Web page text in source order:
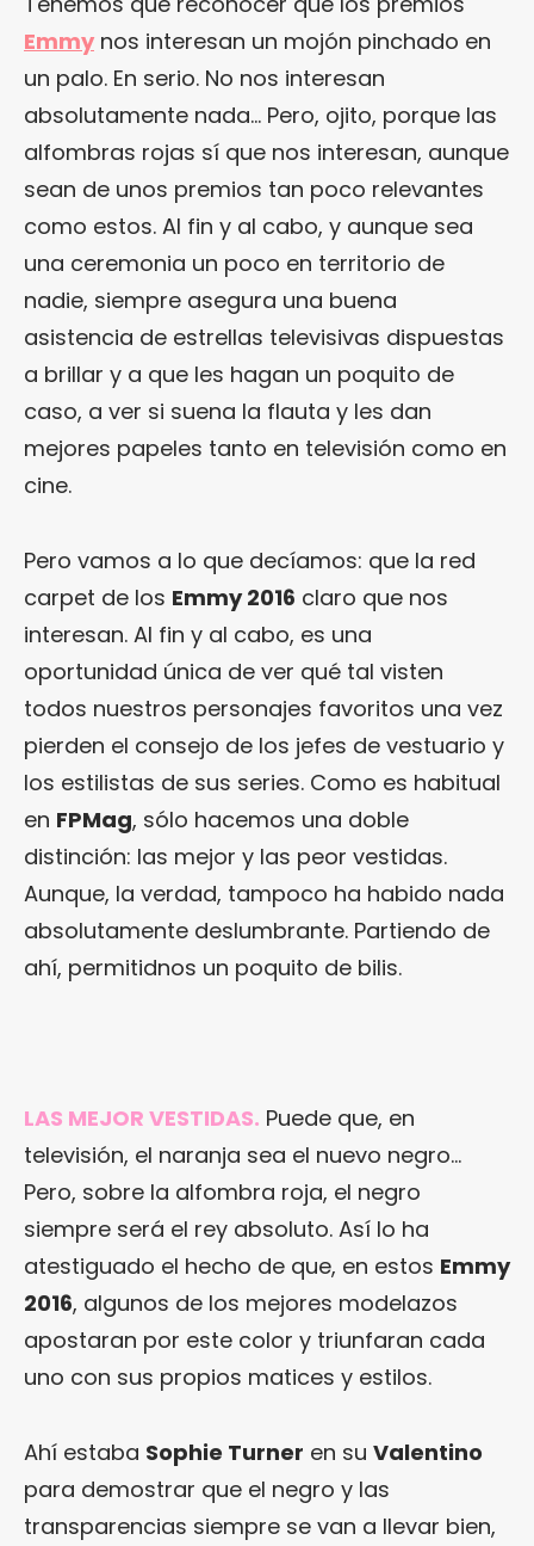
Emmy nos interesan un mojón pinchado en
un palo. En serio. No nos interesan
absolutamente nada… Pero, ojito, porque las
alfombras rojas sí que nos interesan, aunque
sean de unos premios tan poco relevantes
como estos. Al fin y al cabo, y aunque sea
una ceremonia un poco en territorio de
nadie, siempre asegura una buena
asistencia de estrellas televisivas dispuestas
a brillar y a que les hagan un poquito de
caso, a ver si suena la flauta y les dan
mejores papeles tanto en televisión como en
cine.
Pero vamos a lo que decíamos: que la red
carpet de los Emmy 2016 claro que nos
interesan. Al fin y al cabo, es una
oportunidad única de ver qué tal visten
todos nuestros personajes favoritos una vez
pierden el consejo de los jefes de vestuario y
los estilistas de sus series. Como es habitual
en FPMag, sólo hacemos una doble
distinción: las mejor y las peor vestidas.
Aunque, la verdad, tampoco ha habido nada
absolutamente deslumbrante. Partiendo de
ahí, permitidnos un poquito de bilis.
LAS MEJOR VESTIDAS. Puede que, en
televisión, el naranja sea el nuevo negro…
Pero, sobre la alfombra roja, el negro
siempre será el rey absoluto. Así lo ha
atestiguado el hecho de que, en estos Emmy
2016, algunos de los mejores modelazos
apostaran por este color y triunfaran cada
uno con sus propios matices y estilos.
Ahí estaba Sophie Turner en su Valentino
para demostrar que el negro y las
transparencias siempre se van a llevar bien,